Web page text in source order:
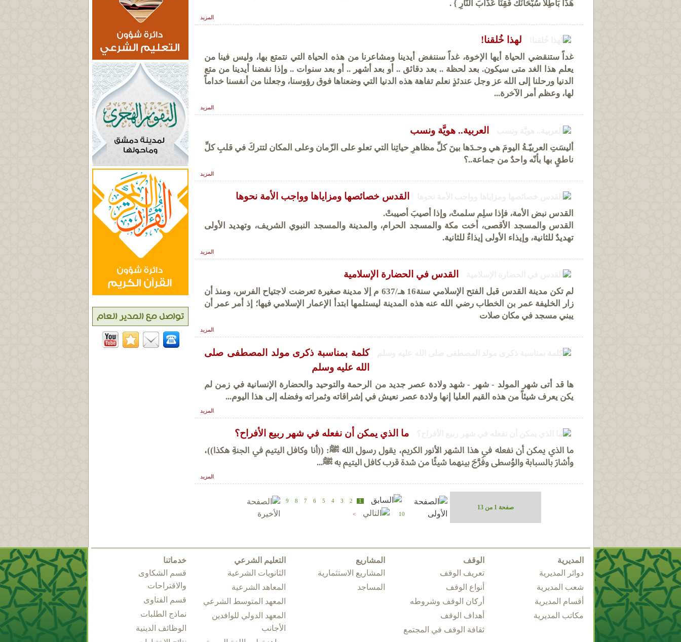
هَذَا بَاطِلًا سُبْحَانَكَ فَقِنَا عَذَابَ النَّارِ } .
المزيد
لهذا خُلقنا!
غداً ستنقضي الحياة أيها الإخوة، غداً سننفض أيدينا ومشاعرنا من هذه الحياة التي نتمتع بها، وليس فينا من
يعلم هذا الغد متى سيكون. بعد لحظة .. بعد دقائق .. أو بعد أشهر .. أو بعد سنوات .. وإذا نفضنا أيدينا من متع
الدنيا ورحلنا إلى الله عز وجل عندئذٍ نعلم تفاهة هذه الدنيا التي وضعناها فوق رؤوسنا، وجعلنا من أنفسنا خداماً
لها، وعظم أمر الآخرة...
المزيد
العربية.. هويَّة ونسب
أليسَتِ العربيّـةُ اليومَ هي وحـدَها بينَ كلِّ مظاهرِ حياتِنا التي تعلو على الزّمان وعلى المكان لتتركَ في قلبِ كلِّ
ناطقٍ بها بأنّه واحدٌ من جماعة..؟
المزيد
القدس خصائصها ومزاياها وواجب الأمة نحوها
القدس نبض الأمة، فإذا سلِم سلمتْ، وإذا أصيبَ أصيبتْ.
القدس والمسجد الأقصى، أخت مكة والمسجد الحرام، والمدينة والمسجد النبوي الشريف، وتهديد الأولى
تهديدٌ للثانية، وإيذاء الأولى إيذاءٌ للثانية.
المزيد
القدس في الحضارة الإسلامية
لم تكن مدينة القدس قبل الفتح الإسلامي سنة‏16‏ هـ‏/637‏ م إلا مدينة صغيرة تعرضت لاجتياح الفرس‏، ومنذ أن
زار الخليفة عمر بن الخطاب رضي الله عنه هذه المدينة ليستلمها ابتدأ الإعمار الإسلامي فيها‏؛ إذ أمر عمر أن
يبني مسجد في مكان صلات
المزيد
كلمة بمناسبة ذكرى مولد المصطفى صلى
الله عليه وسلم
ها قد أتى شهر المولد - شهر - شهد ولادة عصر جديد من الرحمة والتوحيد والحضارة الإنسانية في زمن لم
يكن يعرف شيئاً من هذه القيم العليا إنها ولادة عصر نعيش في إشراقاته وثمراته وفضله إلى هذا اليوم...
المزيد
ما الذي يمكن أن نفعله في شهر ربيع الأفراح؟
ما الذي يمكن أن نفعله في هذا الشهر الأنور الكريم، يقول رسول الله ﷺ: ((أنا وكافل اليتيم في الجنةِ هكذا))،
وأشارَ بالسبابة والوُسطى وفَرَّجَ بينهما شيئًا من شدة قرب كافل اليتيم به ﷺ...
المزيد
1
2
3
4
5
6
7
8
9
10
>
صفحة 1 من 13
المديرية
دوائر المديرية
شعب المديرية
أقسام المديرية
مكاتب المديرية
الوقف
تعريف الوقف
أنواع الوقف
أركان الوقف وشروطه
أهداف الوقف
ثقافة الوقف في المجتمع
المشاريع
المشاريع الاستثمارية
المساجد
التعليم الشرعي
الثانويات الشرعية
المعاهد الشرعية
المعهد المتوسط الشرعي
المعهد الدولي للوافدين
الأجانب
خدماتنا
قسم الشكاوى
والاقتراحات
قسم الفتاوى
نماذج الطلبات
الوظائف الدينية